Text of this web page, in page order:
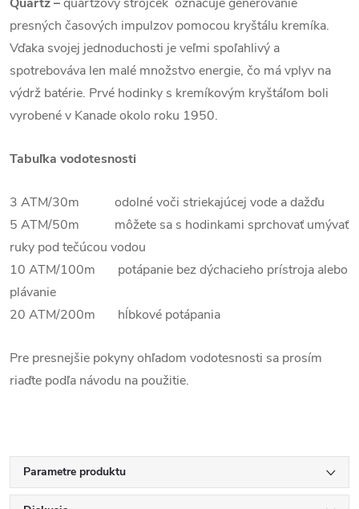
presných časových impulzov pomocou kryštálu kremíka.
Vďaka svojej jednoduchosti je veľmi spoľahlivý a
spotrebováva len malé množstvo energie, čo má vplyv na
výdrž batérie. Prvé hodinky s kremíkovým kryštáľom boli
vyrobené v Kanade okolo roku 1950.
Tabuľka vodotesnosti
3 ATM/30m odolné voči striekajúcej vode a dažďu
5 ATM/50m môžete sa s hodinkami sprchovať umývať
ruky pod tečúcou vodou
10 ATM/100m potápanie bez dýchacieho prístroja alebo
plávanie
20 ATM/200m hĺbkové potápania
Pre presnejšie pokyny ohľadom vodotesnosti sa prosím
riaďte podľa návodu na použitie.
Parametre produktu